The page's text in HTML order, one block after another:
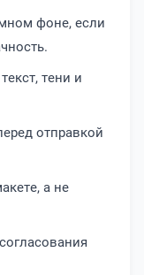
фоне, если
тени и
отправкой
а не